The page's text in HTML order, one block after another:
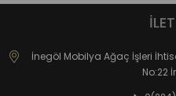
İnegöl Mobilya Ağaç İşleri
No:22